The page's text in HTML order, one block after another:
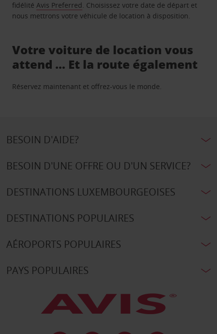
fidélitéAvis Preferred. Choisissez votre date de départ et
nous mettrons votre véhicule de location à disposition.
Votre voiture de location vous
attend … Et la route également
Réservez maintenant et offrez-vous le monde.
BESOIN D'AIDE?
BESOIN D'UNE OFFRE OU D'UN SERVICE?
DESTINATIONS LUXEMBOURGEOISES
DESTINATIONS POPULAIRES
AÉROPORTS POPULAIRES
PAYS POPULAIRES